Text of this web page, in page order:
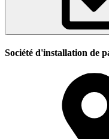
Société d'installation de